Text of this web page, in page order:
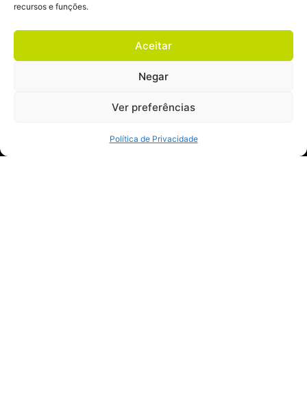
recursos e funções.
Aceitar
Negar
Ver preferências
Política de Privacidade
e eficiente de compartilhar momentos
significativos de suas vidas de maneira
visualmente atraente e coerente.
Essa nova ferramenta promete agregar valor ao
criação de conteúdo em uma experiência mais
personalizada e intuitiva.